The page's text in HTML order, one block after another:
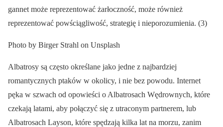
gannet może reprezentować żarłoczność, może również
reprezentować powściągliwość, strategię i nieporozumienia. (3)
Photo by Birger Strahl on Unsplash
Albatrosy są często określane jako jedne z najbardziej
romantycznych ptaków w okolicy, i nie bez powodu. Internet
pęka w szwach od opowieści o Albatrosach Wędrownych, które
czekają latami, aby połączyć się z utraconym partnerem, lub
Albatrosach Layson, które spędzają kilka lat na morzu, zanim